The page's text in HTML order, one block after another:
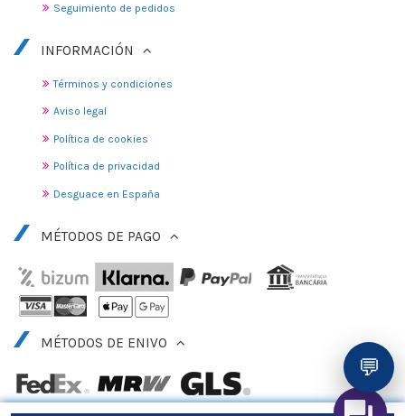
Seguimiento de pedidos
INFORMACIÓN
Términos y condiciones
Aviso legal
Política de cookies
Política de privacidad
Desguace en España
MÉTODOS DE PAGO
MÉTODOS DE ENIVO
💬